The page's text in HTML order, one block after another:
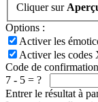
Cliquer sur
Options :
Activer les
Activer les codes
Code de confirmation
7 - 5 = ?
Entrer le résultat à